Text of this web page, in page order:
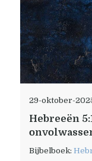
29-oktober-
Hebreeën
Bijbelboek: